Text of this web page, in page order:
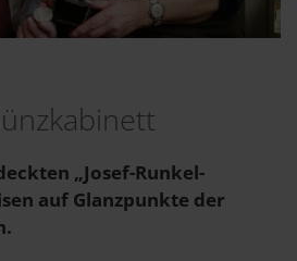
„Josef-Runkel-
auf Glanzpunkte der